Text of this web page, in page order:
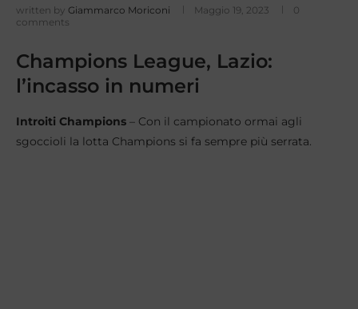
written by Giammarco Moriconi Maggio 19, 2023
0
comments
Champions League, Lazio:
l’incasso in numeri
Introiti Champions – Con il campionato ormai agli
sgoccioli la lotta Champions si fa sempre più serrata.